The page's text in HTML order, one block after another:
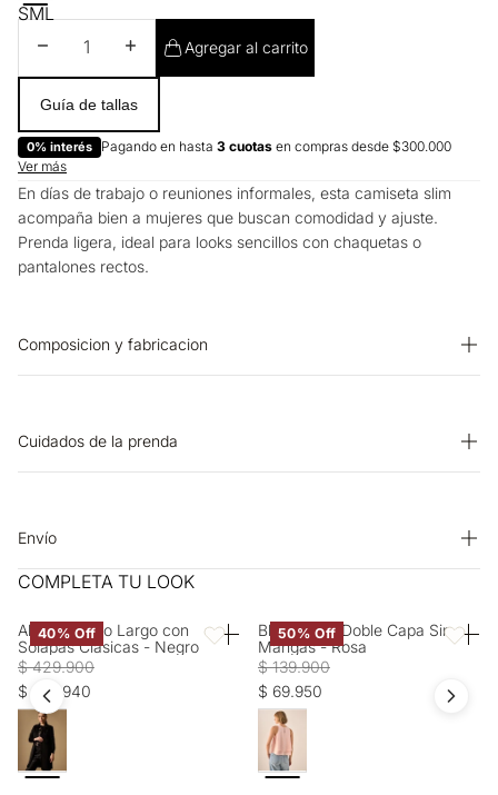
SML
Disminuir cantidadAumentar cantidad
Agregar al carrito
Guía de tallas
0% interés Pagando en hasta 3 cuotas en compras desde $300.000
Ver más
En días de trabajo o reuniones informales, esta camiseta slim
acompaña bien a mujeres que buscan comodidad y ajuste.
Prenda ligera, ideal para looks sencillos con chaquetas o
pantalones rectos.
Composicion y fabricacion
Cuidados de la prenda
Temperatura máxima 40 ºC. PLANCHADO: No planchar.
Secado extendido por escurrimiento a la sombra. OTROS: Lavar
Envío
Entrega estimada de 7 a 15 días hábiles
COMPLETA TU LOOK
40% Off Favoritos
Abrigo Negro Largo con
Solapas Clásicas - Negro
$ 429.900
$ 257.940
50% Off
Blusa Rosa Doble Capa Sin
Mangas - Rosa
$ 139.900
$ 69.950